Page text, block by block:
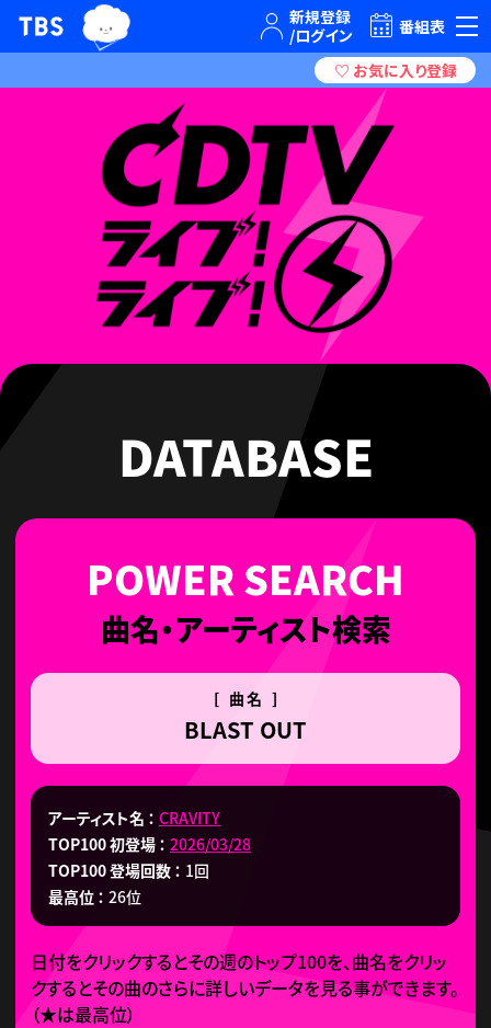
TBSテレビ｜ときめくときを。 番組表
DATABASE
曲名・アーティスト検索
[ 曲名 ]
BLAST OUT
アーティスト名
CRAVITY
TOP100 初登場
2026/03/28
TOP100 登場回数
1回
最高位
26位
日付をクリックするとその週のトップ100を、曲名をクリッ
クするとその曲のさらに詳しいデータを見る事ができます。
（★は最高位）